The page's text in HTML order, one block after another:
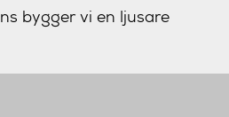
bygger vi en ljusare